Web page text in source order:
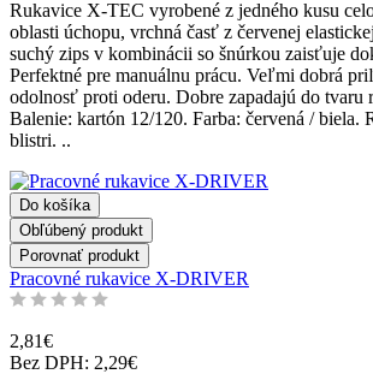
Rukavice X-TEC vyrobené z jedného kusu
oblasti úchopu, vrchná časť z červenej
suchý zips v kombinácii so šnúrkou zaisťuje
Perfektné pre manuálnu prácu. Veľmi dobrá
odolnosť proti oderu. Dobre zapadajú do tvaru
Balenie: kartón 12/120. Farba: červená / biela.
blistri. ..
Do košíka
Obľúbený produkt
Porovnať produkt
Pracovné rukavice X-DRIVER
2,81€
Bez DPH: 2,29€